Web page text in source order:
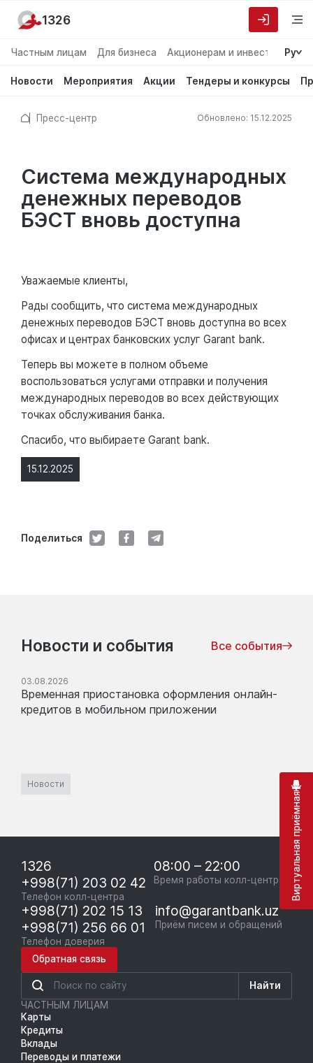
Частным лицам Для бизнеса Акционерам и инвесторам
Ру
Новости Мероприятия Акции Тендеры и конкурсы
1326
Пресс-центр Обновлено: 15.12.2025
Система международных
денежных переводов
БЭСТ вновь доступна
15.12.2025
Поделиться
Уважаемые клиенты,
Рады сообщить, что система международных
денежных переводов БЭСТ вновь доступна во всех
офисах и центрах банковских услуг Garant bank.
Теперь вы можете в полном объеме
воспользоваться услугами отправки и получения
международных переводов во всех действующих
точках обслуживания банка.
Спасибо, что выбираете Garant bank.
Новости и события Все события
03.08.2026
Временная приостановка оформления онлайн-
кредитов в мобильном приложении
Новости
1326
+998(71) 203 02 42
Телефон колл-центра
08:00 – 22:00
Время работы колл-центра
+998(71) 202 15 13
+998(71) 256 66 01
Телефон доверия
info@garantbank.uz
Приём писем и обращений
Обратная связь
Найти
ЧАСТНЫМ ЛИЦАМ
Карты
Кредиты
Вклады
Переводы и платежи
Виртуальная приёмная